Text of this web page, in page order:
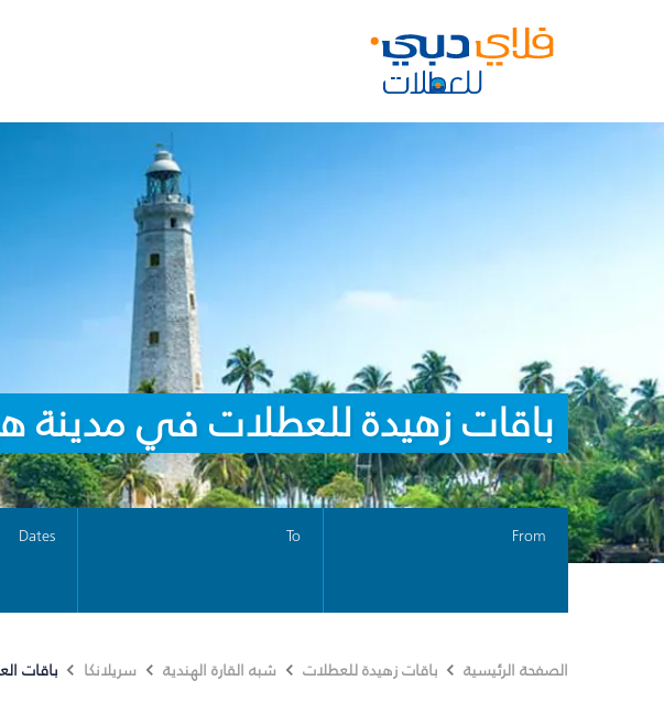
باقات زهيدة للعطلات في مدينة
From
To
Dates
الصفحة الرئيسية باقات زهيدة للعطلات شبه القارة الهندية سريلانكا باقات